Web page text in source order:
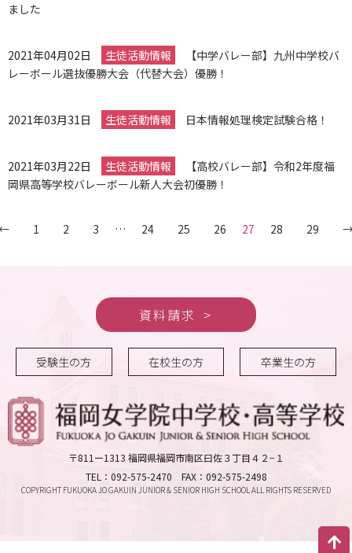
ました
2021年04月02日 生徒活動情報
【中学バレー部】九州中学校バ
レーボール選抜優勝大会（代替大会）優勝！
2021年03月31日 生徒活動情報 日本情報処理検定試験合格！
2021年03月22日 生徒活動情報
【高校バレー部】令和2年度福
岡県高等学校バレーボール新人大会初優勝！
1 2 3 … 24 25 26 27 28 29
資料請求
受験生の方 在校生の方 卒業生の方
〒811ー1313 福岡県福岡市南区曰佐３丁目４２−１
TEL：092-575-2470 FAX：092-575-2498
COPYRIGHT FUKUOKA JO GAKUIN JUNIOR & SENIOR HIGH SCHOOL ALL RIGHTS RESERVED